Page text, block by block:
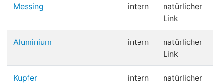
Messing intern
natürlicher
Link
Aluminium intern
natürlicher
Link
Kupfer intern
natürlicher